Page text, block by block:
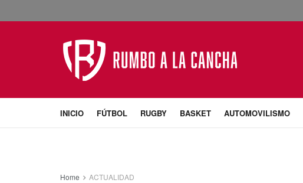
INICIO FÚTBOL RUGBY BASKET AUTOMOVILISMO
Home ACTUALIDAD